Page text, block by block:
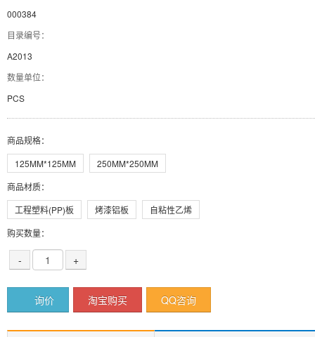
000384
目录编号：
A2013
数量单位：
PCS
商品规格：
125MM*125MM
250MM*250MM
商品材质：
工程塑料(PP)板
烤漆铝板
自粘性乙烯
购买数量：
- +
询价 淘宝购买 QQ咨询